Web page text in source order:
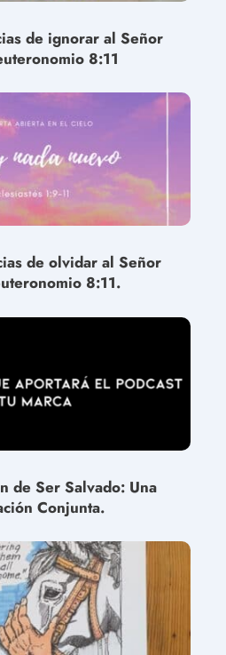
de ignorar al Señor
8:11
de olvidar al Señor
8:11.
de Ser Salvado: Una
Conjunta.